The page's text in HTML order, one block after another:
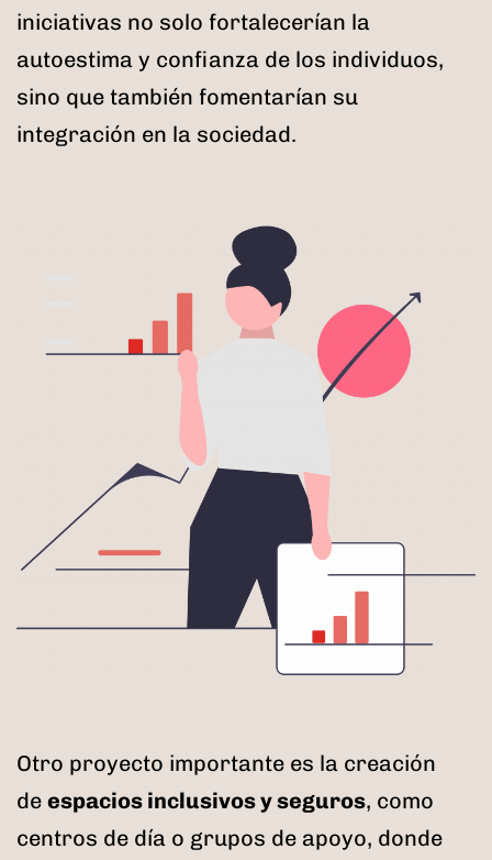
iniciativas no solo fortalecerían la
autoestima y confianza de los individuos,
sino que también fomentarían su
integración en la sociedad.
Otro proyecto importante es la creación
de espacios inclusivos y seguros, como
centros de día o grupos de apoyo, donde